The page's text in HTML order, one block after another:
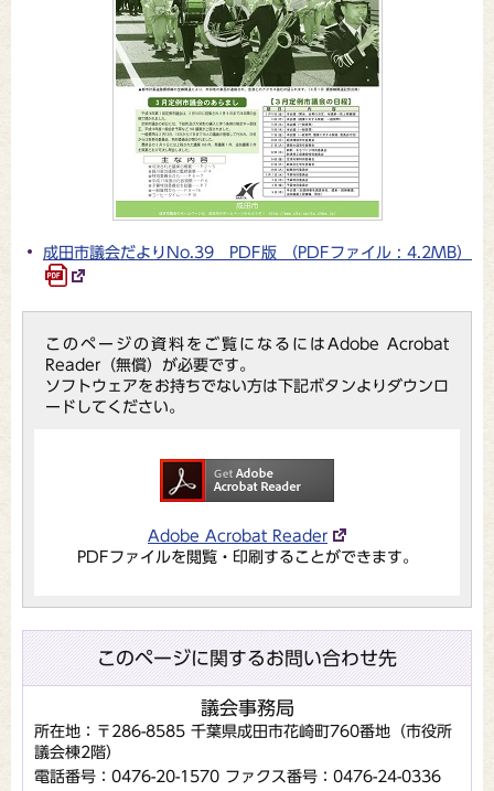
成田市議会だよりNo.39 PDF版 （PDFファイル : 4.2MB）
このページの資料をご覧になるにはAdobe Acrobat
Reader（無償）が必要です。
ソフトウェアをお持ちでない方は下記ボタンよりダウンロ
ードしてください。
Adobe Acrobat Reader
PDFファイルを閲覧・印刷することができます。
このページに関するお問い合わせ先
議会事務局
所在地：〒286-8585 千葉県成田市花崎町760番地（市役所
議会棟2階）
電話番号：0476-20-1570 ファクス番号：0476-24-0336